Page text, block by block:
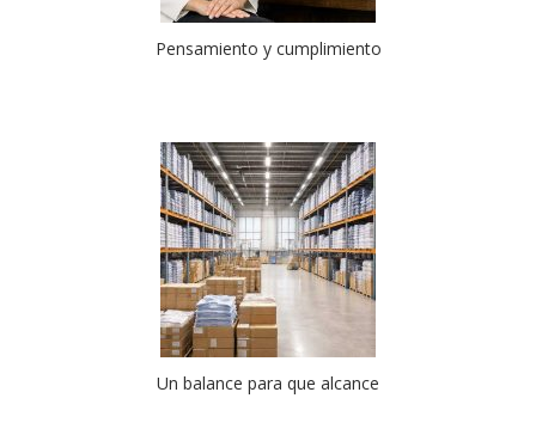
Pensamiento y cumplimiento
Un balance para que alcance